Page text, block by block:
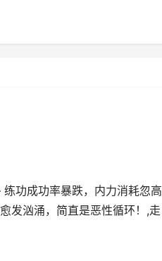
功成功率暴跌，内力消耗忽高
发汹涌，简直是恶性循环！,走